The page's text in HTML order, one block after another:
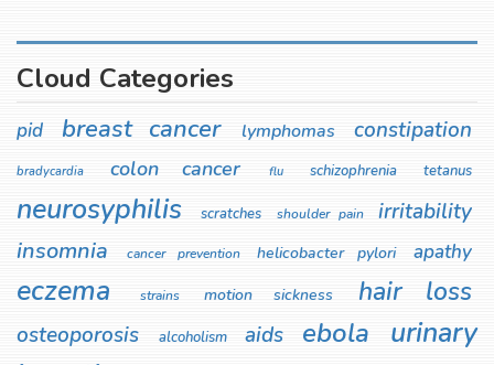
Cloud Categories
pid breast cancer lymphomas constipation
bradycardia colon cancer flu schizophrenia tetanus
neurosyphilis scratches shoulder pain irritability
insomnia cancer prevention helicobacter pylori apathy
eczema strains motion sickness hair loss
osteoporosis alcoholism aids ebola
urinary